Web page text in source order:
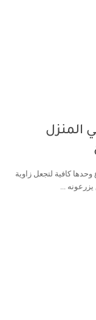
المنزل
كافية لتجعل زاوية
...